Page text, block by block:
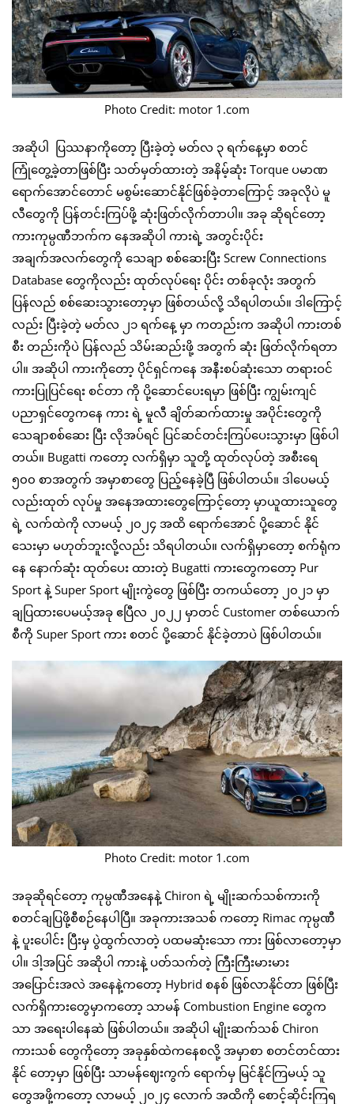
Photo Credit: motor 1.com
အဆိုပါ ပြဿနာကိုတော့ ပြီးခဲ့တဲ့ မတ်လ ၃ ရက်နေ့မှာ စတင်
ကြုံတွေ့ခဲ့တာဖြစ်ပြီး သတ်မှတ်ထားတဲ့ အနိမ့်ဆုံး Torque ပမာဏ
ရောက်အောင်တောင် မစွမ်းဆောင်နိုင်ဖြစ်ခဲ့တာကြောင့် အခုလိုပဲ မူ
လီတွေကို ပြန်တင်းကြပ်ဖို့ ဆုံးဖြတ်လိုက်တာပါ။ အခု ဆိုရင်တော့
ကားကုမ္ပဏီဘက်က နေအဆိုပါ ကားရဲ့ အတွင်းပိုင်း
အချက်အလက်တွေကို သေချာ စစ်ဆေးပြီး Screw Connections
Database တွေကိုလည်း ထုတ်လုပ်ရေး ပိုင်း တစ်ခုလုံး အတွက်
ပြန်လည် စစ်ဆေးသွားတော့မှာ ဖြစ်တယ်လို့ သိရပါတယ်။ ဒါကြောင့်
လည်း ပြီးခဲ့တဲ့ မတ်လ ၂၁ ရက်နေ့ မှာ ကတည်းက အဆိုပါ ကားတစ်
စီး တည်းကိုပဲ ပြန်လည် သိမ်းဆည်းဖို့ အတွက် ဆုံး ဖြတ်လိုက်ရတာ
ပါ။ အဆိုပါ ကားကိုတော့ ပိုင်ရှင်ကနေ အနီးစပ်ဆုံးသော တရားဝင်
ကားပြုပြင်ရေး စင်တာ ကို ပို့ဆောင်ပေးရမှာ ဖြစ်ပြီး ကျွမ်းကျင်
ပညာရှင်တွေကနေ ကား ရဲ့ မူလီ ချိတ်ဆက်ထားမှု အပိုင်းတွေကို
သေချာစစ်ဆေး ပြီး လိုအပ်ရင် ပြင်ဆင်တင်းကြပ်ပေးသွားမှာ ဖြစ်ပါ
တယ်။ Bugatti ကတော့ လက်ရှိမှာ သူတို့ ထုတ်လုပ်တဲ့ အစီးရေ
၅၀၀ စာအတွက် အမှာစာတွေ ပြည့်နေခဲ့ပြီ ဖြစ်ပါတယ်။ ဒါပေမယ့်
လည်းထုတ် လုပ်မှု အနေအထားတွေကြောင့်တော့ မှာယူထားသူတွေ
ရဲ့ လက်ထဲကို လာမယ့် ၂၀၂၄ အထိ ရောက်အောင် ပို့ဆောင် နိုင်
သေးမှာ မဟုတ်ဘူးလို့လည်း သိရပါတယ်။ လက်ရှိမှာတော့ စက်ရုံက
နေ နောက်ဆုံး ထုတ်ပေး ထားတဲ့ Bugatti ကားတွေကတော့ Pur
Sport နဲ့ Super Sport မျိုးကွဲတွေ ဖြစ်ပြီး တကယ်တော့ ၂၀၂၁ မှာ
‌ချပြထားပေမယ့်အခု ဧပြီလ ၂၀၂၂ မှာတင် Customer တစ်ယောက်
စီကို Super Sport ကား စတင် ပို့ဆောင် နိုင်ခဲ့တာပဲ ဖြစ်ပါတယ်။
Photo Credit: motor 1.com
အခုဆိုရင်တော့ ကုမ္ပဏီအနေနဲ့ Chiron ရဲ့ မျိုးဆက်သစ်ကားကို
စတင်ချပြဖို့စီစဉ်နေပါပြီ။ အခုကားအသစ် ကတော့ Rimac ကုမ္ပဏီ
နဲ့ ပူးပေါင်း ပြီးမှ ပွဲထွက်လာတဲ့ ပထမဆုံးသော ကား ဖြစ်လာတော့မှာ
ပါ။ ဒါ့အပြင် အဆိုပါ ကားနဲ့ ပတ်သက်တဲ့ ကြီးကြီးမားမား
အပြောင်းအလဲ အနေနဲ့ကတော့ Hybrid စနစ် ဖြစ်လာနိုင်တာ ဖြစ်ပြီး
လက်ရှိကားတွေမှာကတော့ သာမန် Combustion Engine တွေက
သာ အရေးပါနေဆဲ ဖြစ်ပါတယ်။ အဆိုပါ မျိုးဆက်သစ် Chiron
ကားသစ် တွေကိုတော့ အခုနှစ်ထဲကနေစလို့ အမှာစာ စတင်တင်ထား
နိုင် တော့မှာ ဖြစ်ပြီး သာမန်ဈေးကွက် ရောက်မှ မြင်နိုင်ကြမယ့် သူ
တွေအဖို့ကတော့ လာမယ့် ၂၀၂၄ လောက် အထိကို စောင့်ဆိုင်းကြရ